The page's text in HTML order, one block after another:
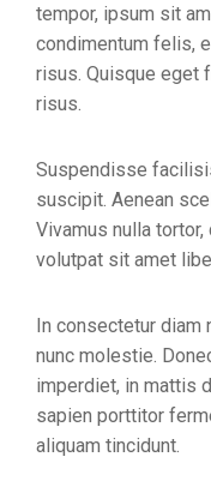
tempor, ipsum sit
condimentum felis,
risus. Quisque eget
risus.
Suspendisse
suscipit. Aenean
Vivamus nulla
volutpat sit amet
In consectetur diam
nunc molestie.
imperdiet, in mattis
sapien porttitor
aliquam tincidunt.